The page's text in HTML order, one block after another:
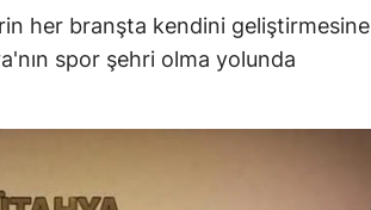
her branşta kendini geliştirmesine
spor şehri olma yolunda